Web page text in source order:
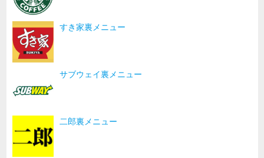
すき家裏メニュー
サブウェイ裏メニュー
二郎裏メニュー